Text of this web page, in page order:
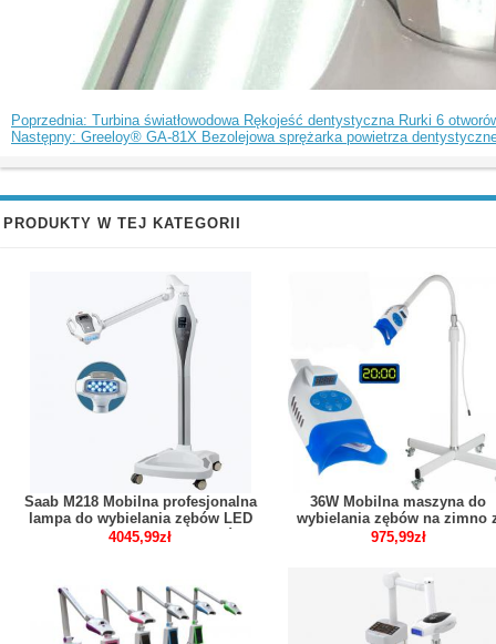
Poprzednia: Turbina światłowodowa Rękojeść dentystyczna Rurki 6
Następny: Greeloy® GA-81X Bezolejowa sprężarka powietrza
PRODUKTY W TEJ KATEGORII
Saab M218 Mobilna profesjonalna
lampa do wybielania zębów LED
maszyna do wybielania zębów
4045,99zł
36W Mobilna maszyna do
wybielania zębów na zimno
lampą LED
975,99zł